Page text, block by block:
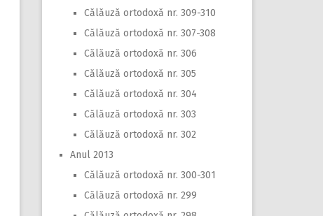
Călăuză ortodoxă nr. 309-310
Călăuză ortodoxă nr. 307-308
Călăuză ortodoxă nr. 306
Călăuză ortodoxă nr. 305
Călăuză ortodoxă nr. 304
Călăuză ortodoxă nr. 303
Călăuză ortodoxă nr. 302
Anul 2013
Călăuză ortodoxă nr. 300-301
Călăuză ortodoxă nr. 299